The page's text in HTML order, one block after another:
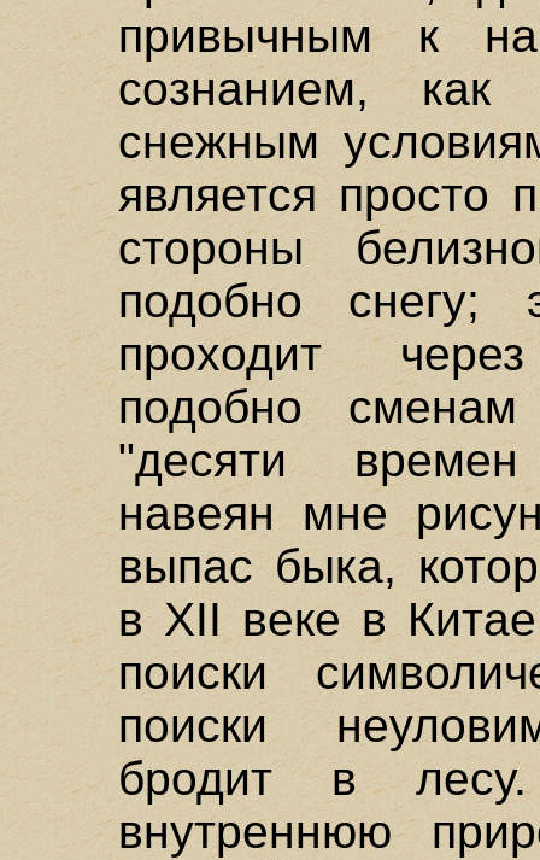
привычным к
сознанием,
снежным
является просто
стороны
подобно снегу;
проходит
подобно
"десяти
навеян мне
выпас быка,
в XII веке в
поиски
поиски
бродит в лесу.
внутреннюю